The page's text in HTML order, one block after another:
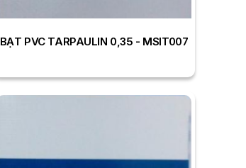
BẠT PVC TARPAULIN 0,35 - MSIT007